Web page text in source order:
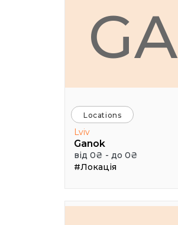
GA
Locations
Lviv
Ganok
від 0₴ - до 0₴
#Локація